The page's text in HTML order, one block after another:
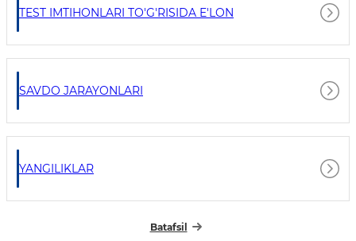
TEST IMTIHONLARI TO'G'RISIDA E'LON
SAVDO JARAYONLARI
YANGILIKLAR
Batafsil